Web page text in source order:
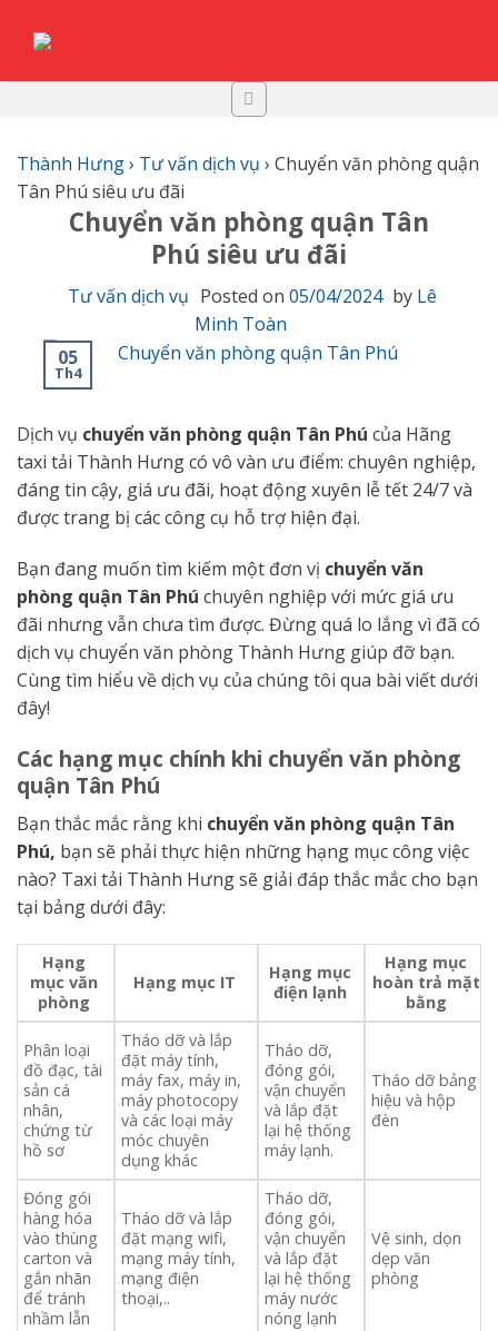
Thành Hưng› Tư vấn dịch vụ › Chuyển văn phòng quận
Tân Phú siêu ưu đãi
Chuyển văn phòng quận Tân
Phú siêu ưu đãi
Tư vấn dịch vụ Posted on 05/04/2024 by Lê
Minh Toàn
05
Th4
Dịch vụ chuyển văn phòng quận Tân Phú của Hãng
taxi tải Thành Hưng có vô vàn ưu điểm: chuyên nghiệp,
đáng tin cậy, giá ưu đãi, hoạt động xuyên lễ tết 24/7 và
được trang bị các công cụ hỗ trợ hiện đại.
Bạn đang muốn tìm kiếm một đơn vị chuyển văn
phòng quận Tân Phú chuyên nghiệp với mức giá ưu
đãi nhưng vẫn chưa tìm được. Đừng quá lo lắng vì đã có
dịch vụ chuyển văn phòng Thành Hưng giúp đỡ bạn.
Cùng tìm hiểu về dịch vụ của chúng tôi qua bài viết dưới
đây!
Các hạng mục chính khi chuyển văn phòng
quận Tân Phú
Bạn thắc mắc rằng khi chuyển văn phòng quận Tân
Phú, bạn sẽ phải thực hiện những hạng mục công việc
nào? Taxi tải Thành Hưng sẽ giải đáp thắc mắc cho bạn
tại bảng dưới đây:
Hạng
mục văn
phòng
Hạng mục IT
Hạng mục
điện lạnh
Hạng mục
hoàn trả mặt
bằng
Phân loại
đồ đạc, tài
sản cá
nhân,
chứng từ
hồ sơ
Tháo dỡ và lắp
đặt máy tính,
máy fax, máy in,
máy photocopy
và các loại máy
móc chuyên
dụng khác
Tháo dỡ,
đóng gói,
vận chuyển
và lắp đặt
lại hệ thống
máy lạnh.
Tháo dỡ bảng
hiệu và hộp
đèn
Đóng gói
hàng hóa
vào thùng
carton và
gắn nhãn
để tránh
nhầm lẫn
Tháo dỡ và lắp
đặt mạng wifi,
mạng máy tính,
mạng điện
thoại,..
Tháo dỡ,
đóng gói,
vận chuyển
và lắp đặt
lại hệ thống
máy nước
nóng lạnh
Vệ sinh, dọn
dẹp văn
phòng